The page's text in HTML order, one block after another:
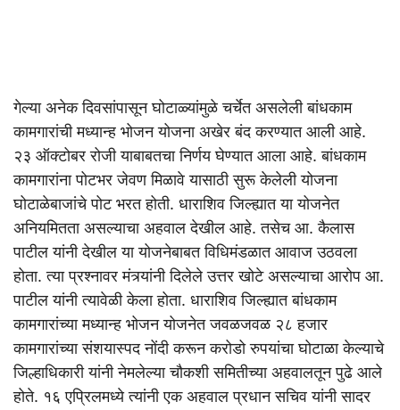
गेल्या अनेक दिवसांपासून घोटाळ्यांमुळे चर्चेत असलेली बांधकाम
कामगारांची मध्यान्ह भोजन योजना अखेर बंद करण्यात आली आहे.
२३ ऑक्टोबर रोजी याबाबतचा निर्णय घेण्यात आला आहे. बांधकाम
कामगारांना पोटभर जेवण मिळावे यासाठी सुरू केलेली योजना
घोटाळेबाजांचे पोट भरत होती. धाराशिव जिल्ह्यात या योजनेत
अनियमितता असल्याचा अहवाल देखील आहे. तसेच आ. कैलास
पाटील यांनी देखील या योजनेबाबत विधिमंडळात आवाज उठवला
होता. त्या प्रश्नावर मंत्र्यांनी दिलेले उत्तर खोटे असल्याचा आरोप आ.
पाटील यांनी त्यावेळी केला होता. धाराशिव जिल्ह्यात बांधकाम
कामगारांच्या मध्यान्ह भोजन योजनेत जवळजवळ २८ हजार
कामगारांच्या संशयास्पद नोंदी करून करोडो रुपयांचा घोटाळा केल्याचे
जिल्हाधिकारी यांनी नेमलेल्या चौकशी समितीच्या अहवालतून पुढे आले
होते. १६ एप्रिलमध्ये त्यांनी एक अहवाल प्रधान सचिव यांनी सादर